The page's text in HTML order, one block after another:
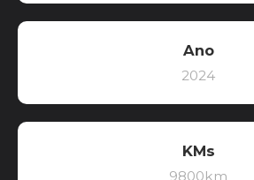
Ano
2024
KMs
9800km